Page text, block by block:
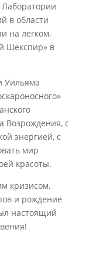
Лаборатории
в области
на легком,
Шекспир» в
Уильяма
Возрождения, с
энергией, с
мир
красоты.
кризисом,
и рождение
настоящий